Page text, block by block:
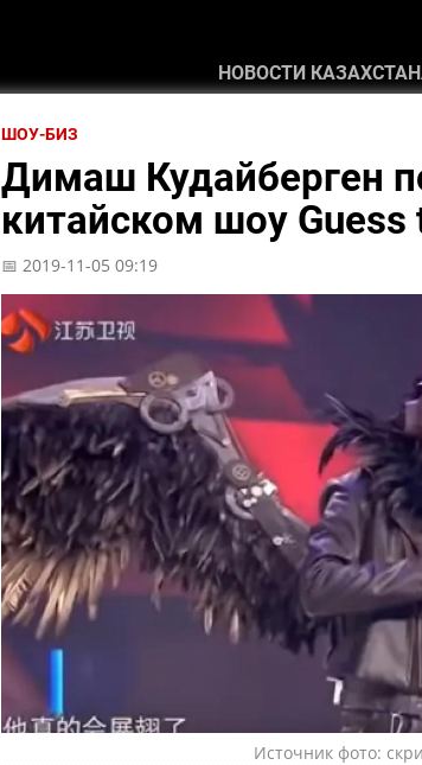
НОВОСТИ
ШОУ-БИЗ
Димаш Кудайберген
китайском шоу Guess
📅 2019-11-05 09:19
Источник фото: